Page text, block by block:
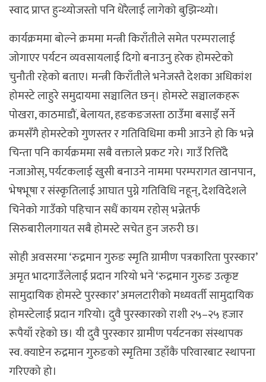
स्वाद प्राप्त हुन्थ्योजस्तो पनि धेरैलाई लागेको बुझिन्थ्यो।
कार्यक्रममा बोल्ने क्रममा मन्त्री किराँतीले समेत परम्परालाई
जोगाएर पर्यटन व्यवसायलाई दिगो बनाउनु हरेक होमस्टेको
चुनौती रहेको बताए। मन्त्री किराँतीले भनेजस्तै देशका अधिकांश
होमस्टे लाहुरे समुदायमा सञ्चालित छन्। होमस्टे सञ्चालकहरू
पोखरा, काठमाडौं, बेलायत, हङकङजस्ता ठाउँमा बसाइँ सर्ने
क्रमसँगै होमस्टेको गुणस्तर र गतिविधिमा कमी आउने हो कि भन्ने
चिन्ता पनि कार्यक्रममा सबै वक्ताले प्रकट गरे। गाउँ रित्तिँदै
नजाओस्, पर्यटकलाई खुसी बनाउने नाममा परम्परागत खानपान,
भेषभूषा र संस्कृतिलाई आघात पुग्ने गतिविधि नहून्, देशविदेशले
चिनेको गाउँको पहिचान सधैं कायम रहोस् भन्नेतर्फ
सिरुबारीलगायत सबै होमस्टे सचेत हुन जरुरी छ।
सोही अवसरमा ‘रुद्रमान गुरुङ स्मृति ग्रामीण पत्रकारिता पुरस्कार’
अमृत भादगाउँलेलाई प्रदान गरियो भने ‘रुद्रमान गुरुङ उत्कृष्ट
सामुदायिक होमस्टे पुरस्कार’ अमलटारीको मध्यवर्ती सामुदायिक
होमस्टेलाई प्रदान गरियो। दुवै पुरस्कारको राशी २५–२५ हजार
रूपैयाँ रहेको छ। यी दुवै पुरस्कार ग्रामीण पर्यटनका संस्थापक
स्व. क्याप्टेन रुद्रमान गुरुङको स्मृतिमा उहाँकै परिवारबाट स्थापना
गरिएको हो।